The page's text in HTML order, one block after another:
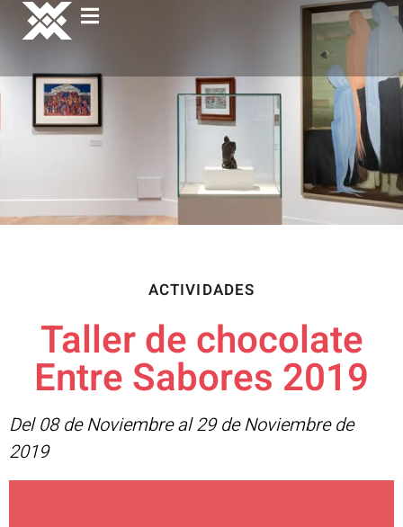
ACTIVIDADES
Taller de chocolate
Entre Sabores 2019
Del 08 de Noviembre al 29 de Noviembre de
2019